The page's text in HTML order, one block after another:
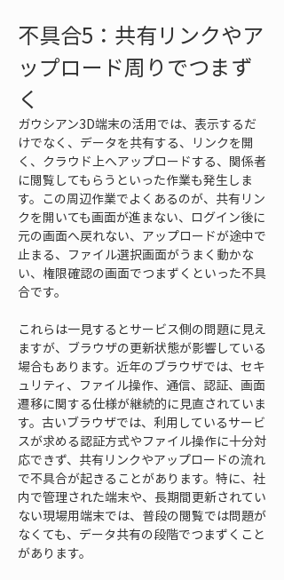
不具合5：共有リンクやア
ップロード周りでつまず
く
ガウシアン3D端末の活用では、表示するだ
けでなく、データを共有する、リンクを開
く、クラウド上へアップロードする、関係者
に閲覧してもらうといった作業も発生しま
す。この周辺作業でよくあるのが、共有リン
クを開いても画面が進まない、ログイン後に
元の画面へ戻れない、アップロードが途中で
止まる、ファイル選択画面がうまく動かな
い、権限確認の画面でつまずくといった不具
合です。
これらは一見するとサービス側の問題に見え
ますが、ブラウザの更新状態が影響している
場合もあります。近年のブラウザでは、セキ
ュリティ、ファイル操作、通信、認証、画面
遷移に関する仕様が継続的に見直されていま
す。古いブラウザでは、利用しているサービ
スが求める認証方式やファイル操作に十分対
応できず、共有リンクやアップロードの流れ
で不具合が起きることがあります。特に、社
内で管理された端末や、長期間更新されてい
ない現場用端末では、普段の閲覧では問題が
なくても、データ共有の段階でつまずくこと
があります。